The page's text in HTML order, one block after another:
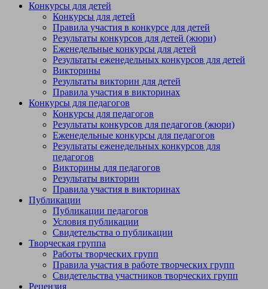
Конкурсы для детей
Конкурсы для детей
Правила участия в конкурсе для детей
Результаты конкурсов для детей (жюри)
Еженедельные конкурсы для детей
Результаты еженедельных конкурсов для детей
Викторины
Результаты викторин для детей
Правила участия в викторинах
Конкурсы для педагогов
Конкурсы для педагогов
Результаты конкурсов для педагогов (жюри)
Еженедельные конкурсы для педагогов
Результаты еженедельных конкурсов для
педагогов
Викторины для педагогов
Результаты викторин
Правила участия в викторинах
Публикации
Публикации педагогов
Условия публикации
Свидетельства о публикации
Творческая группа
Работы творческих групп
Правила участия в работе творческих групп
Свидетельства участников творческих групп
Рецензия